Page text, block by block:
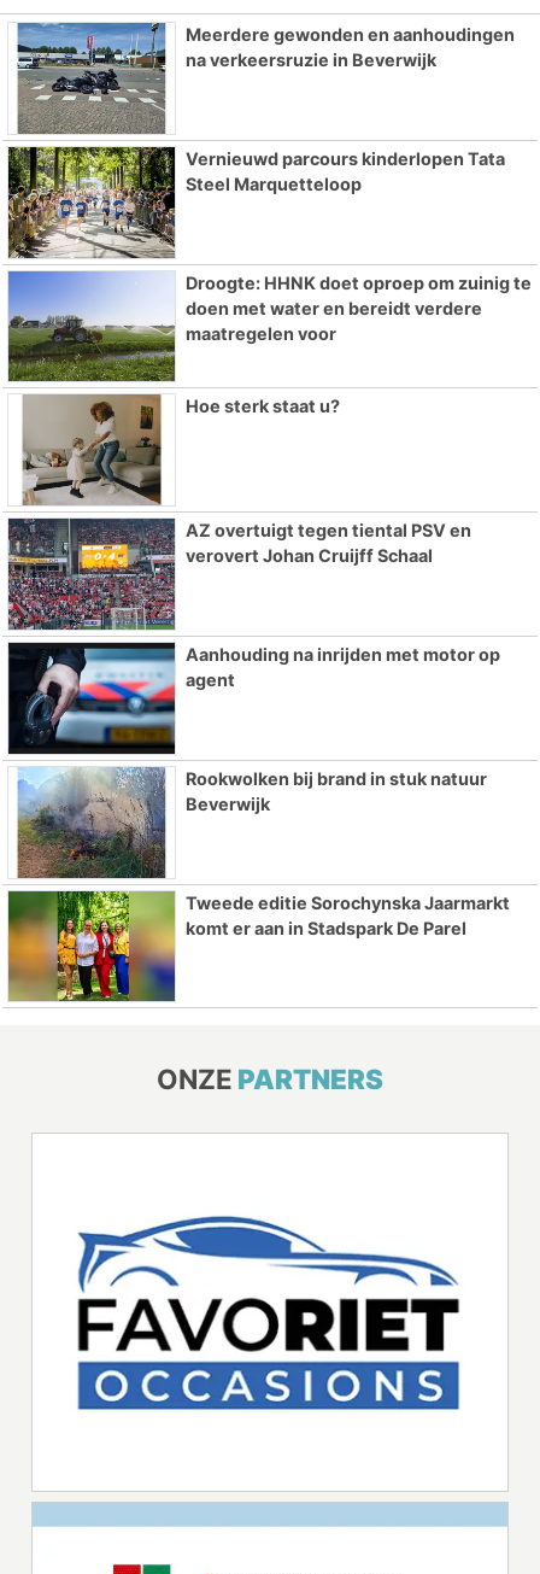
Meerdere gewonden en aanhoudingen
na verkeersruzie in Beverwijk
Vernieuwd parcours kinderlopen Tata
Steel Marquetteloop
Droogte: HHNK doet oproep om zuinig te
doen met water en bereidt verdere
maatregelen voor
Hoe sterk staat u?
AZ overtuigt tegen tiental PSV en
verovert Johan Cruijff Schaal
Aanhouding na inrijden met motor op
agent
Rookwolken bij brand in stuk natuur
Beverwijk
Tweede editie Sorochynska Jaarmarkt
komt er aan in Stadspark De Parel
ONZE PARTNERS